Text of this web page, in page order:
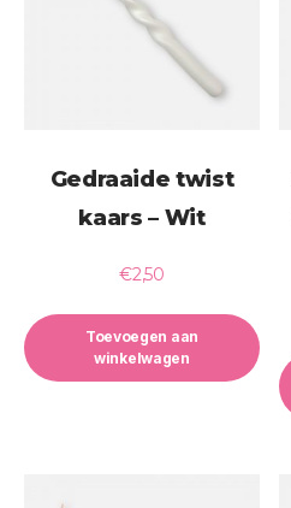
Gedraaide twist
kaars – Wit
€2,50
Toevoegen aan
winkelwagen